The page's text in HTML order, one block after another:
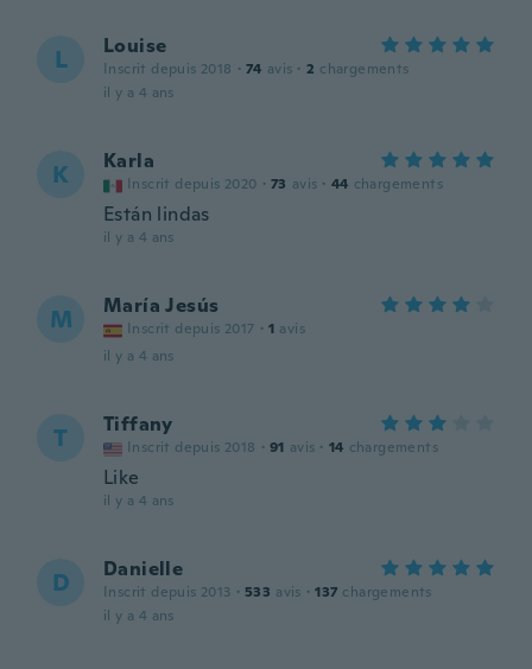
L Louise
Inscrit depuis 2018 · 74 avis · 2 chargements
il y a 4 ans
K Karla
Inscrit depuis 2020 · 73 avis · 44 chargements
Están lindas
il y a 4 ans
M María Jesús
Inscrit depuis 2017 · 1 avis
il y a 4 ans
T Tiffany
Inscrit depuis 2018 · 91 avis · 14 chargements
Like
il y a 4 ans
D Danielle
Inscrit depuis 2013 · 533 avis · 137 chargements
il y a 4 ans